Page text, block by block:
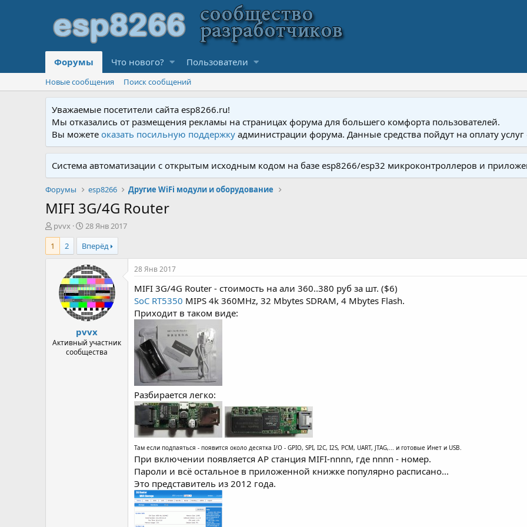
Форумы Что нового? Пользователи
Новые сообщения Поиск сообщений
Уважаемые посетители сайта esp8266.ru!
Мы отказались от размещения рекламы на страницах форума для большего комфорта пользователей.
Вы можетеоказать посильную поддержку администрации форума. Данные средства пойдут на оплату
Система автоматизации с открытым исходным кодом на базе esp8266/esp32 микроконтроллеров и
Форумы esp8266 Другие WiFi модули и оборудование
MIFI 3G/4G Router
А
в
т
о
м
pvvx
Д
а
т
а
н
а
ч
а
л
а
28 Янв 2017
1
2 Вперёд
pvvx
Активный участник
сообщества
28 Янв 2017
MIFI 3G/4G Router - стоимость на али 360..380 руб за шт. ($6)
SoC RT5350 MIPS 4k 360MHz, 32 Mbytes SDRAM, 4 Mbytes Flash.
Приходит в таком виде:
Разбирается легко:
Там если подпаяться - появится около десятка I/O - GPIO, SPI, I2C, I2S, PCM, UART, JTAG,... и готовые Инет и USB.
При включении появляется AP станция MIFI-nnnn, где nnnn - номер.
Пароли и всё остальное в приложенной книжке популярно расписано...
Это представитель из 2012 года.